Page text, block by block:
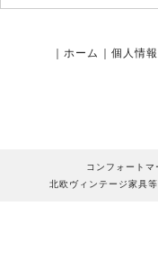
ホーム 個人情
コンフォート
北欧ヴィンテージ家具